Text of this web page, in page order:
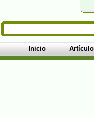
Inicio